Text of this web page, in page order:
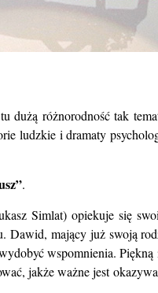
różnorodność tak
ludzkie i dramaty
.
Simlat) opiekuje się
mający już swoją
wspomnienia.
jakże ważne jest